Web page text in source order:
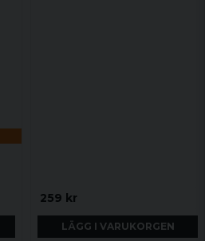
259 kr
LÄGG I VARUKORGEN